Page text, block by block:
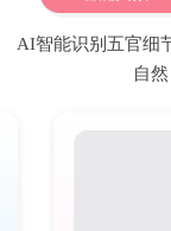
AI智能识别五官细
自